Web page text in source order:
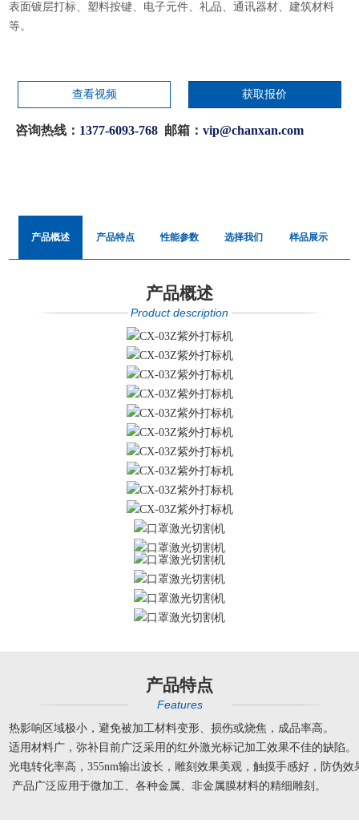
表面镀层打标、塑料按键、电子元件、礼品、通讯器材、建筑材料
等。
查看视频 获取报价
咨询热线： 1377-6093-768 邮箱：vip@chanxan.com
产品概述 产品特点 性能参数 选择我们 样品展示
产品概述
Product description
产品特点
Features
热影响区域极小，避免被加工材料变形、损伤或烧焦，成品率高。
适用材料广，弥补目前广泛采用的红外激光标记加工效果不佳的缺陷。
光电转化率高，355nm输出波长，雕刻效果美观，触摸手感好，防伪效
产品广泛应用于微加工、各种金属、非金属膜材料的精细雕刻。